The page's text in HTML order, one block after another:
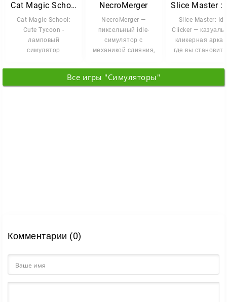
Cat Magic School
Cat Magic School:
Cute Tycoon -
ламповый
симулятор
предстоит стать
NecroMerger
NecroMerger —
пиксельный idle-
симулятор с
механикой слияния,
собственное логово
Slice Master:
Clicker —
кликерная
где вы
Правила
Все игры "Симуляторы"
Комментарии (0)